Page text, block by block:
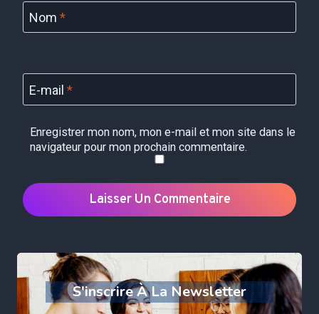
Nom *
E-mail *
Enregistrer mon nom, mon e-mail et mon site dans le
navigateur pour mon prochain commentaire.
S'inscrire À La Newsletter